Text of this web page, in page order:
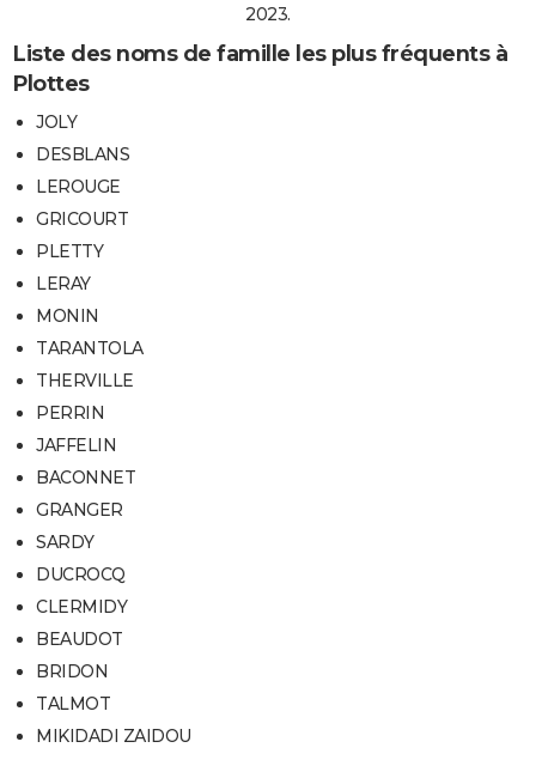
2023.
Liste des noms de famille les plus fréquents à
Plottes
JOLY
DESBLANS
LEROUGE
GRICOURT
PLETTY
LERAY
MONIN
TARANTOLA
THERVILLE
PERRIN
JAFFELIN
BACONNET
GRANGER
SARDY
DUCROCQ
CLERMIDY
BEAUDOT
BRIDON
TALMOT
MIKIDADI ZAIDOU